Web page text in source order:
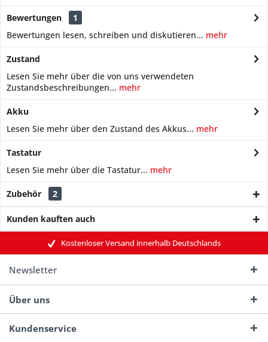
Bewertungen
1
Bewertungen lesen, schreiben und diskutieren... mehr
Zustand
Lesen Sie mehr über die von uns verwendeten
Zustandsbeschreibungen... mehr
Akku
Lesen Sie mehr über den Zustand des Akkus... mehr
Tastatur
Lesen Sie mehr über die Tastatur... mehr
Zubehör 2
Kunden kauften auch
Kostenloser Versand innerhalb Deutschlands
Newsletter
Über uns
Kundenservice